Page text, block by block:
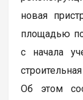
новая
площадью
с начала
Об этом